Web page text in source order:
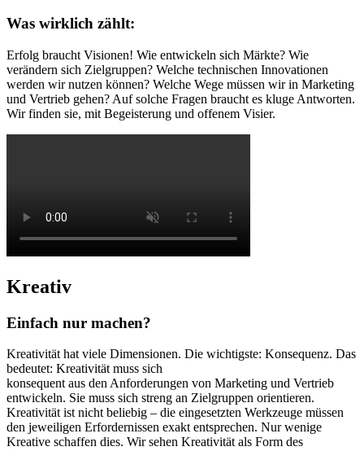
Was wirklich zählt:
Erfolg braucht Visionen! Wie entwickeln sich Märkte? Wie
verändern sich Zielgruppen? Welche technischen Innovationen
werden wir nutzen können? Welche Wege müssen wir in Marketing
und Vertrieb gehen? Auf solche Fragen braucht es kluge Antworten.
Wir finden sie, mit Begeisterung und offenem Visier.
Kreativ
Einfach nur machen?
Kreativität hat viele Dimensionen. Die wichtigste: Konsequenz. Das
bedeutet: Kreativität muss sich
konsequent aus den Anforderungen von Marketing und Vertrieb
entwickeln. Sie muss sich streng an Zielgruppen orientieren.
Kreativität ist nicht beliebig – die eingesetzten Werkzeuge müssen
den jeweiligen Erfordernissen exakt entsprechen. Nur wenige
Kreative schaffen dies. Wir sehen Kreativität als Form des